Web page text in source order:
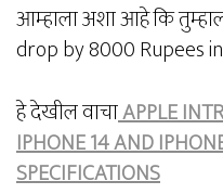
आम्हाला अशा आहे कि
drop by 8000 Rupees
हे देखील वाचाAPPLE
IPHONE 14 AND
SPECIFICATIONS